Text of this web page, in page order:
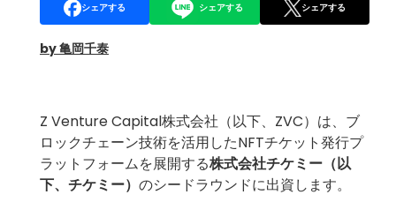
シェアする シェアする シェアする
by 亀岡千泰
Z Venture Capital株式会社（以下、ZVC）は、ブ
ロックチェーン技術を活用したNFTチケット発行プ
ラットフォームを展開する株式会社チケミー （以
下、チケミー） のシードラウンドに出資します。